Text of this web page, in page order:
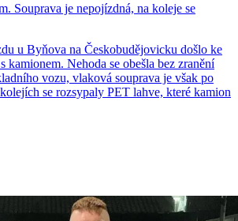
Souprava je nepojízdná, na koleje se
u Byňova na Českobudějovicku došlo ke
kamionem. Nehoda se obešla bez zranění
vozu, vlaková souprava je však po
se rozsypaly PET lahve, které kamion